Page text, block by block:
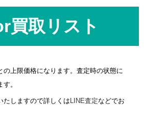
買取リスト
上限価格になります。査定時の状態に
。
しますので詳しくはLINE査定などでお